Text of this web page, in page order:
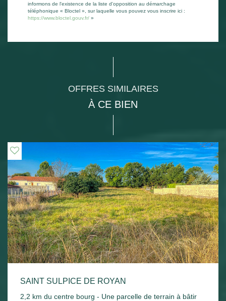
informons de l'existence de la liste d'opposition au démarchage
téléphonique « Bloctel », sur laquelle vous pouvez vous inscrire ici :
https://www.bloctel.gouv.fr/ »
OFFRES SIMILAIRES
À CE BIEN
SAINT SULPICE DE ROYAN
2,2 km du centre bourg - Une parcelle de terrain à bâtir